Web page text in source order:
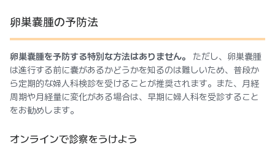
卵巣嚢腫の予防法
卵巣嚢腫を予防する特別な方法はありません。
ただし、卵巣嚢腫
は進行する前に嚢があるかどうかを知るのは難しいため、普段か
ら定期的な婦人科検診を受けることが推奨されます。また、月経
周期や月経量に変化がある場合は、早期に婦人科を受診すること
をお勧めします。
オンラインで診察をうけよう